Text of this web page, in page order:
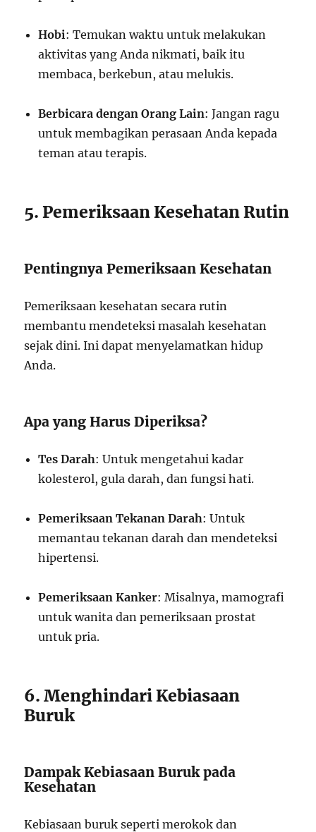
Hobi: Temukan waktu untuk melakukan
aktivitas yang Anda nikmati, baik itu
membaca, berkebun, atau melukis.
Berbicara dengan Orang Lain: Jangan ragu
untuk membagikan perasaan Anda kepada
teman atau terapis.
5. Pemeriksaan Kesehatan Rutin
Pentingnya Pemeriksaan Kesehatan
Pemeriksaan kesehatan secara rutin
membantu mendeteksi masalah kesehatan
sejak dini. Ini dapat menyelamatkan hidup
Anda.
Apa yang Harus Diperiksa?
Tes Darah: Untuk mengetahui kadar
kolesterol, gula darah, dan fungsi hati.
Pemeriksaan Tekanan Darah: Untuk
memantau tekanan darah dan mendeteksi
hipertensi.
Pemeriksaan Kanker: Misalnya, mamografi
untuk wanita dan pemeriksaan prostat
untuk pria.
6. Menghindari Kebiasaan
Buruk
Dampak Kebiasaan Buruk pada
Kesehatan
Kebiasaan buruk seperti merokok dan